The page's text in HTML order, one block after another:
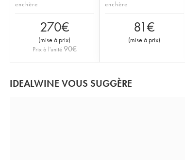
enchère
270€
(mise à prix)
Prix à l'unité 90€
enchère
81€
(mise à prix)
IDEALWINE VOUS SUGGÈRE